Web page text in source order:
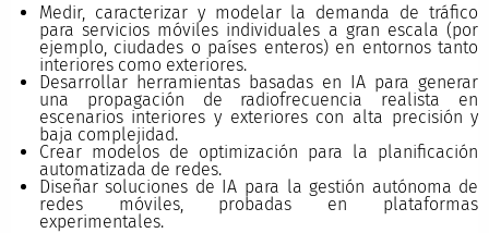
Medir, caracterizar y modelar la demanda de tráfico
para servicios móviles individuales a gran escala (por
ejemplo, ciudades o países enteros) en entornos tanto
interiores como exteriores.
Desarrollar herramientas basadas en IA para generar
una propagación de radiofrecuencia realista en
escenarios interiores y exteriores con alta precisión y
baja complejidad.
Crear modelos de optimización para la planificación
automatizada de redes.
Diseñar soluciones de IA para la gestión autónoma de
redes móviles, probadas en plataformas
experimentales.